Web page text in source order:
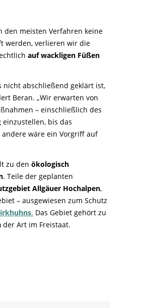
den meisten Verfahren keine
werden, verlieren wir die
auf wackligen Füßen
nicht abschließend geklärt ist,
Beran. „Wir erwarten von
– einschließlich des
bis das
wäre ein Vorgriff auf
zu den ökologisch
. Teile der geplanten
Allgäuer Hochalpen,
– ausgewiesen zum Schutz
. Das Gebiet gehört zu
der Art im Freistaat.